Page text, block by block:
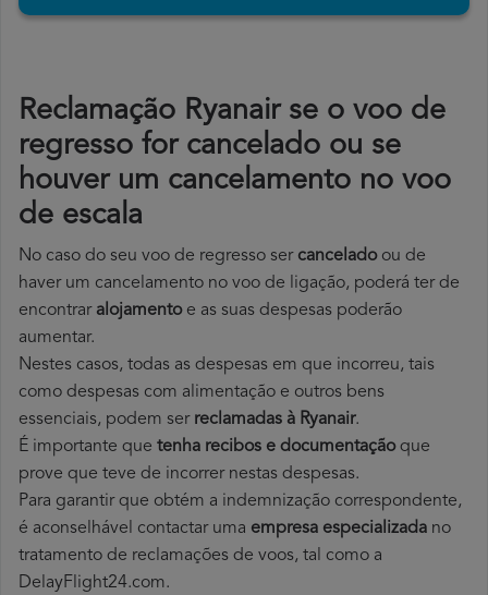
Reclamação Ryanair se o voo de
regresso for cancelado ou se
houver um cancelamento no voo
de escala
No caso do seu voo de regresso ser canceladoou de
haver um cancelamento no voo de ligação, poderá ter de
encontrar alojamentoe as suas despesas poderão
aumentar.
Nestes casos, todas as despesas em que incorreu, tais
como despesas com alimentação e outros bens
essenciais, podem ser reclamadas à Ryanair.
É importante que tenha recibos e documentaçãoque
prove que teve de incorrer nestas despesas.
Para garantir que obtém a indemnização correspondente,
é aconselhável contactar uma empresa especializada no
tratamento de reclamações de voos, tal como a
DelayFlight24.com.